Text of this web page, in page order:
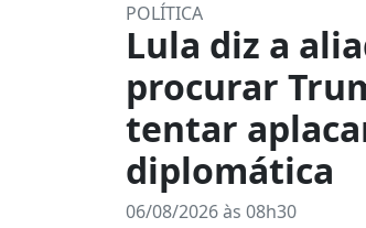
POLÍTICA
Lula diz a
procurar
tentar
diplomática
06/08/2026 às 08h30